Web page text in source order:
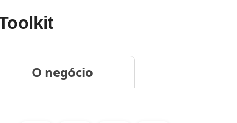
O negócio